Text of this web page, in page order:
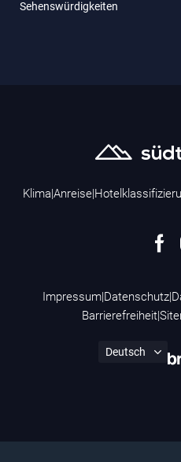
Sehenswürdigkeiten
Klima|Anreise|
Impressum|Datenschutz|
Barrierefreiheit|